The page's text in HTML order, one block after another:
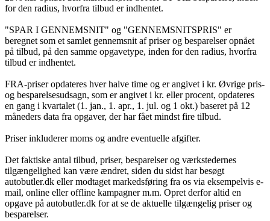
for den radius, hvorfra tilbud er indhentet.
"SPAR I GENNEMSNIT" og "GENNEMSNITSPRIS" er
beregnet som et samlet gennemsnit af priser og besparelser opnået
på tilbud, på den samme opgavetype, inden for den radius, hvorfra
tilbud er indhentet.
FRA-priser opdateres hver halve time og er angivet i kr. Øvrige pris-
og besparelsesudsagn, som er angivet i kr. eller procent, opdateres
en gang i kvartalet (1. jan., 1. apr., 1. jul. og 1 okt.) baseret på 12
måneders data fra opgaver, der har fået mindst fire tilbud.
Priser inkluderer moms og andre eventuelle afgifter.
Det faktiske antal tilbud, priser, besparelser og værkstedernes
tilgængelighed kan være ændret, siden du sidst har besøgt
autobutler.dk eller modtaget markedsføring fra os via eksempelvis e-
mail, online eller offline kampagner m.m. Opret derfor altid en
opgave på autobutler.dk for at se de aktuelle tilgængelig priser og
besparelser.